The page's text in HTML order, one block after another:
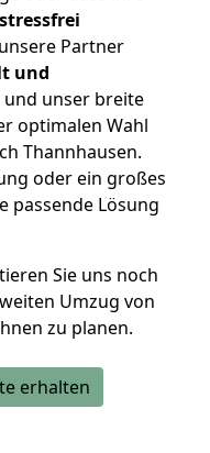
Partner
und
und unser breite
optimalen Wahl
Thannhausen.
oder ein großes
passende Lösung
Sie uns noch
Umzug von
zu planen.
erhalten